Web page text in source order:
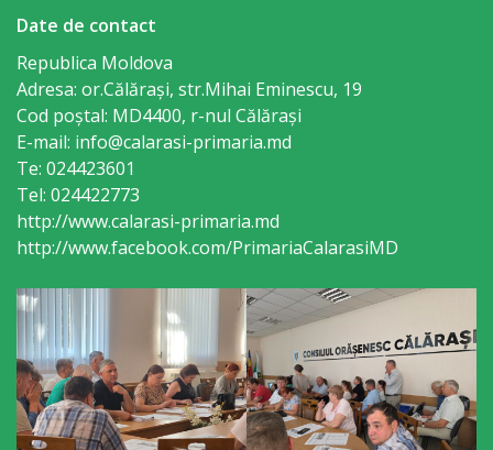
Comunal
Locativă
Centrul
de
Tineret
Noutăți
Cultură/tineret/sport
Programe
de
Date de contact
Republica Moldova
Adresa: or.Călăraşi, str.Mihai Eminescu, 19
Cod poștal: MD4400, r-nul Călăraşi
E-mail: info@calarasi-primaria.md
Te: 024423601
Tel: 024422773
http://www.calarasi-primaria.md
http://www.facebook.com/PrimariaCalarasiMD